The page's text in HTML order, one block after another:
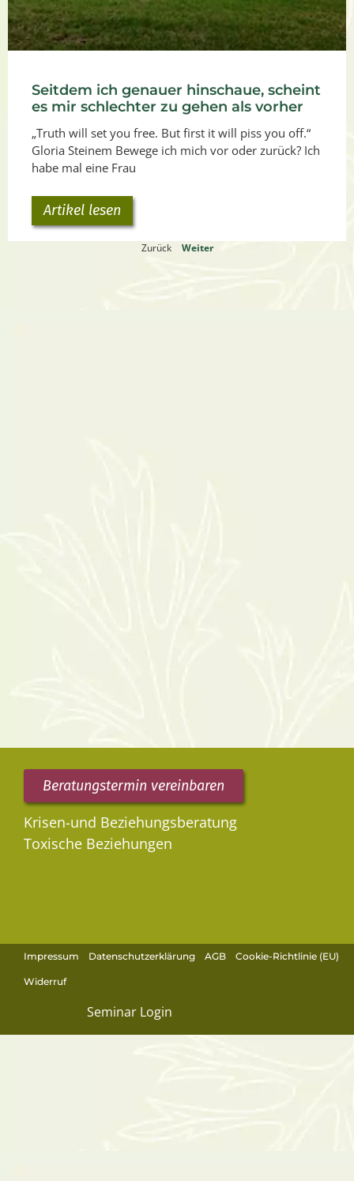
Seitdem ich genauer hinschaue, scheint
es mir schlechter zu gehen als vorher
„Truth will set you free. But first it will piss you off.“
Gloria Steinem Bewege ich mich vor oder zurück? Ich
habe mal eine Frau
Artikel lesen
Zurück Weiter
Beratungstermin vereinbaren
Krisen-und Beziehungsberatung
Toxische Beziehungen
Impressum Datenschutzerklärung AGB Cookie-Richtlinie (EU)
Widerruf
Seminar Login